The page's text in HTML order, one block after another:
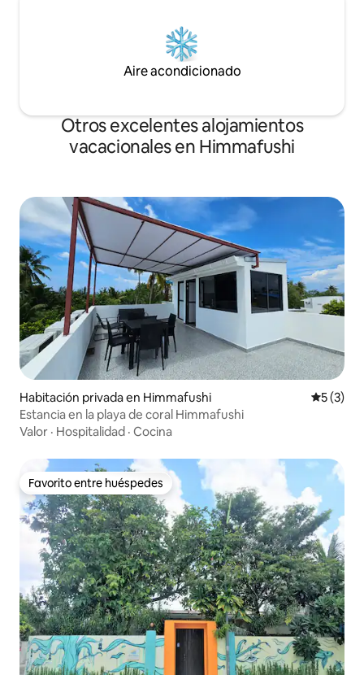
Aire acondicionado
Otros excelentes alojamientos
vacacionales en Himmafushi
Habitación privada en Himmafushi
5 (3)
Estancia en la playa de coral Himmafushi
Valor · Hospitalidad · Cocina
Favorito entre huéspedes
Favorito entre huéspedes